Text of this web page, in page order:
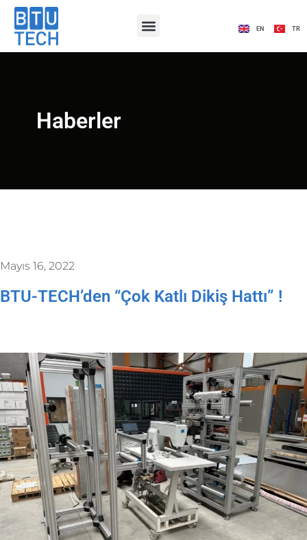
EN TR
Haberler
Mayıs 16, 2022
BTU-TECH’den “Çok Katlı Dikiş Hattı” !